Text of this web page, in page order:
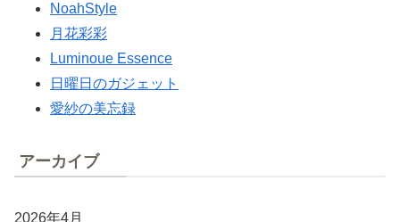
NoahStyle
月花彩彩
Luminoue Essence
日曜日のガジェット
愛紗の美忘録
アーカイブ
2026年4月